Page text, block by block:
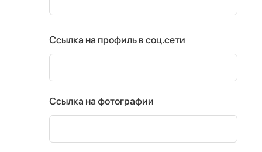
Ссылка на профиль в соц.сети
Ссылка на фотографии